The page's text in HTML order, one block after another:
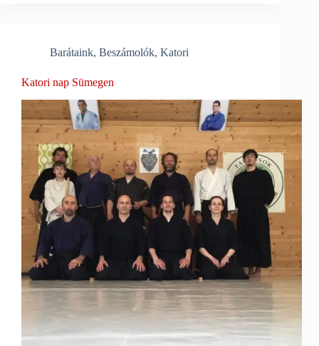
Barátaink, Beszámolók, Katori
Katori nap Sümegen